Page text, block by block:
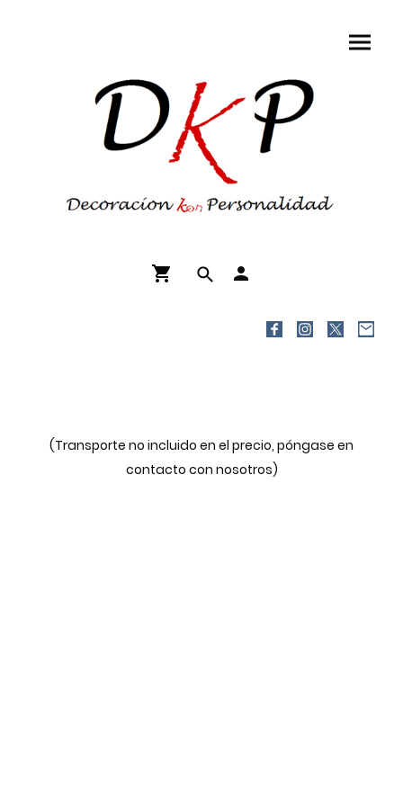
(Transporte no incluido en el precio, póngase en
contacto con nosotros)